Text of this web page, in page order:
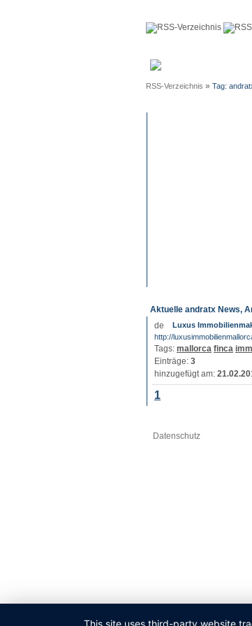
RSS-Verzeichnis » Tag:
Aktuelle andratx News,
Luxus
http://
Tags: mallorca finca
Einträge: 3
hinzugefügt am:
1
Datenschutz
This site uses third-party website